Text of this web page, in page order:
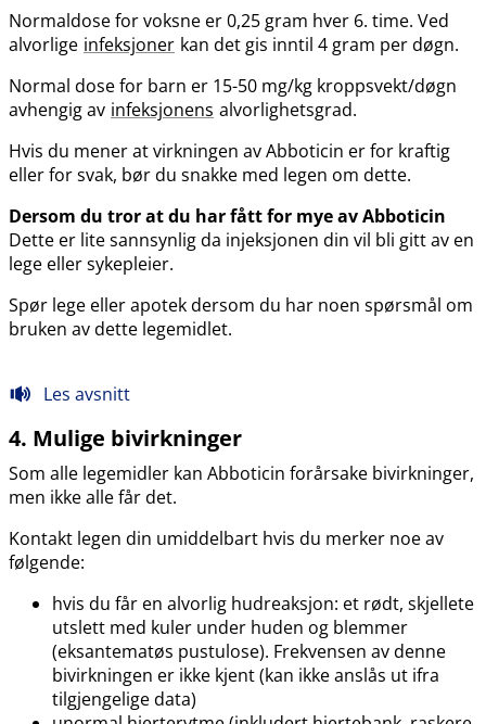
Normaldose for voksne er 0,25 gram hver 6. time. Ved
alvorlige infeksjoner kan det gis inntil 4 gram per døgn.
Normal dose for barn er 15-50 mg/kg kroppsvekt​/​døgn
avhengig av infeksjonens alvorlighetsgrad.
Hvis du mener at virkningen av Abboticin er for kraftig
eller for svak, bør du snakke med legen om dette.
Dersom du tror at du har fått for mye av Abboticin
Dette er lite sannsynlig da injeksjonen din vil bli gitt av en
lege eller sykepleier.
Spør lege eller apotek dersom du har noen spørsmål om
bruken av dette legemidlet.
Les avsnitt
4. Mulige bivirkninger
Som alle legemidler kan Abboticin forårsake bivirkninger,
men ikke alle får det.
Kontakt legen din umiddelbart hvis du merker noe av
følgende:
hvis du får en alvorlig hudreaksjon: et rødt, skjellete
utslett med kuler under huden og blemmer
(eksantematøs pustulose). Frekvensen av denne
bivirkningen er ikke kjent (kan ikke anslås ut ifra
tilgjengelige data)